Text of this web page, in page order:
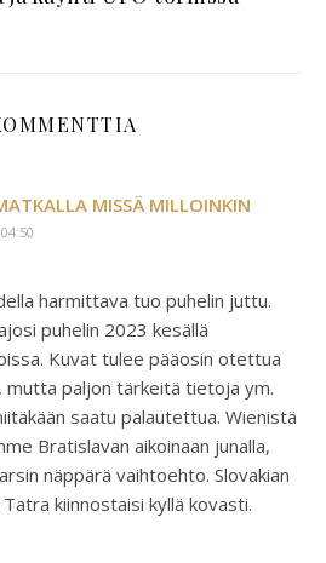
MISSÄ MILLOINKIN
harmittava tuo puhelin juttu.
puhelin 2023 kesällä
Kuvat tulee pääosin otettua
mutta paljon tärkeitä tietoja ym.
saatu palautettua. Wienistä
Bratislavan aikoinaan junalla,
näppärä vaihtoehto. Slovakian
kiinnostaisi kyllä kovasti.